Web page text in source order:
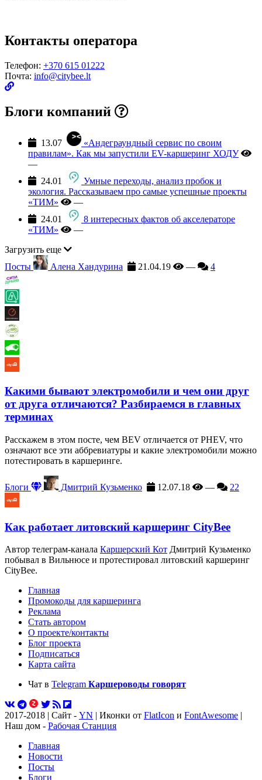
Контакты оператора
Телефон: +370 615 01222
Почта: info@citybee.lt
Блоги компаний
13.07
«Андеграундный сервис по своим
правилам». Как мы запустили EV-каршеринг ХОДУ
—
24.01
Умные переходы, анализ пробок и
экология. Рассказываем про самые успешные проекты
«ТИМ»
—
24.01
8 интересных фактов об акселераторе
«ТИМ»
—
Загрузить еще
Посты
Алена Хандурина 21.04.19 — 4
Какими бывают электромобили и чем они друг
от друга отличаются? Разбираемся в главных
терминах
Расскажем в этом посте, чем BEV отличается от PHEV, что
означают все эти аббревиатуры и какие электромобили можно
потестировать в каршеринге.
Блоги Дмитрий Кузьменко 12.07.18 — 22
Как работает литовский каршеринг CityBee
Автор телеграм-канала Каршерский Кот Дмитрий Кузьменко
побывал в Вильнюсе и протестировал литовский каршеринг
CityBee.
Главная
Промокоды для каршеринга
Реклама
Стать автором
О проекте/контакты
Блог проекта
Подписаться
Карта сайта
Чат в Telegram Каршероводы говорят
2017-2018 | Сайт - YN | Иконки от FlatIcon и FontAwesome |
Наш дом - Рабочая Станция
Главная
Новости
Посты
Блоги